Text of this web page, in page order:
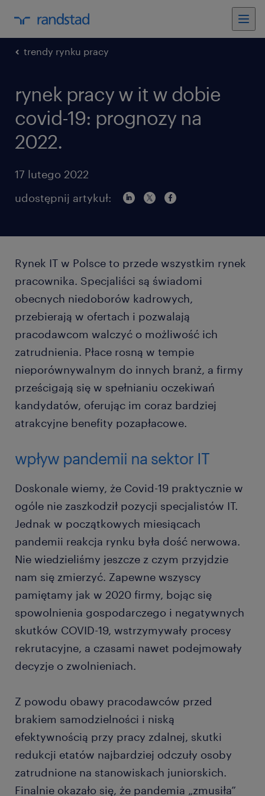
trendy rynku pracy
rynek pracy w it w dobie
covid-19: prognozy na
2022.
17 lutego 2022
udostępnij artykuł:
Rynek IT w Polsce to przede wszystkim rynek
pracownika. Specjaliści są świadomi
obecnych niedoborów kadrowych,
przebierają w ofertach i pozwalają
pracodawcom walczyć o możliwość ich
zatrudnienia. Płace rosną w tempie
nieporównywalnym do innych branż, a firmy
prześcigają się w spełnianiu oczekiwań
kandydatów, oferując im coraz bardziej
atrakcyjne benefity pozapłacowe.
wpływ pandemii na sektor IT
Doskonale wiemy, że Covid-19 praktycznie w
ogóle nie zaszkodził pozycji specjalistów IT.
Jednak w początkowych miesiącach
pandemii reakcja rynku była dość nerwowa.
Nie wiedzieliśmy jeszcze z czym przyjdzie
nam się zmierzyć. Zapewne wszyscy
pamiętamy jak w 2020 firmy, bojąc się
spowolnienia gospodarczego i negatywnych
skutków COVID-19, wstrzymywały procesy
rekrutacyjne, a czasami nawet podejmowały
decyzje o zwolnieniach.
Z powodu obawy pracodawców przed
brakiem samodzielności i niską
efektywnością przy pracy zdalnej, skutki
redukcji etatów najbardziej odczuły osoby
zatrudnione na stanowiskach juniorskich.
Finalnie okazało się, że pandemia „zmusiła”